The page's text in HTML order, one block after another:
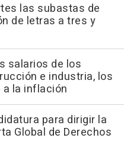
las subastas de
de letras a tres y
salarios de los
e industria, los
la inflación
para dirigir la
Global de Derechos